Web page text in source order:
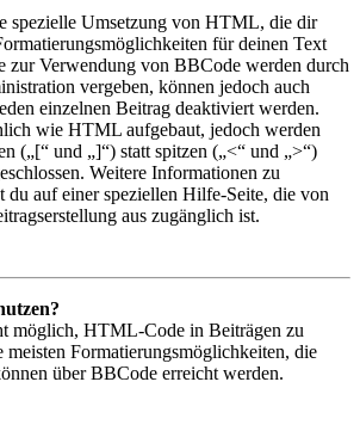
spezielle Umsetzung von HTML, die dir
für deinen Text
zur Verwendung von BBCode werden durch
vergeben, können jedoch auch
einzelnen Beitrag deaktiviert werden.
wie HTML aufgebaut, jedoch werden
(„[“ und „]“) statt spitzen („<“ und „>“)
Weitere Informationen zu
du auf einer speziellen Hilfe-Seite, die von
aus zugänglich ist.
möglich, HTML-Code in Beiträgen zu
meisten Formatierungsmöglichkeiten, die
über BBCode erreicht werden.